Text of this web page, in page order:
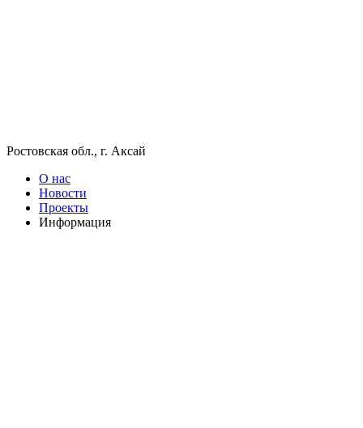
Ростовская обл., г. Аксай
О нас
Новости
Проекты
Информация